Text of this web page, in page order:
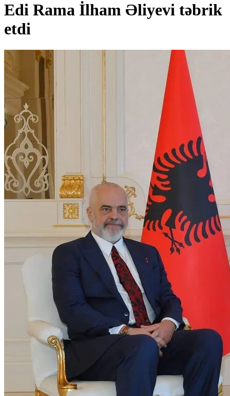
Edi Rama İlham Əliyevi təbrik
etdi